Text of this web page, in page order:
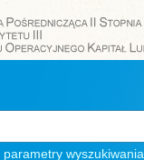
wyszukiwania